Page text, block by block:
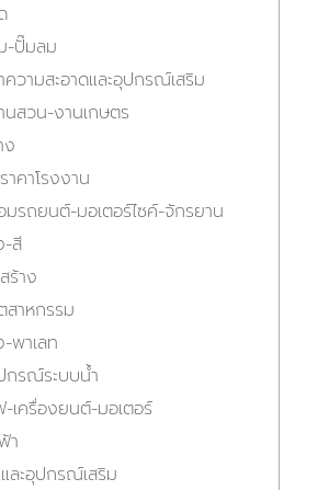
-ปั๊มลม
ความสะอาดและอุปกรณ์เสริม
นสวน-งานเกษตร
ง
คาโรงงาน
มรถยนต์-มอเตอร์ไซค์-จักรยาน
-สี
ร้าง
สาหกรรม
พาเลท
กรณ์ระบบน้ำ
-เครื่องยนต์-มอเตอร์
า
ละอุปกรณ์เสริม